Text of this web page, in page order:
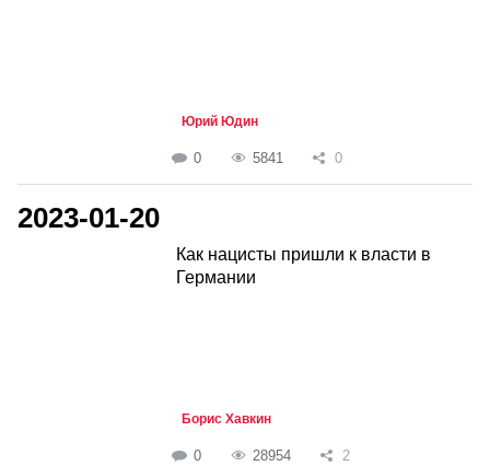
Юрий Юдин
0 5841 0
2023-01-20
Как нацисты пришли к власти в
Германии
Борис Хавкин
0 28954 2